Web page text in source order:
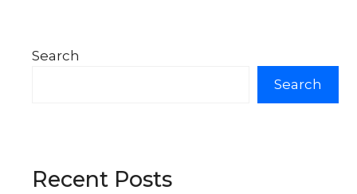
Search
Search
Recent Posts